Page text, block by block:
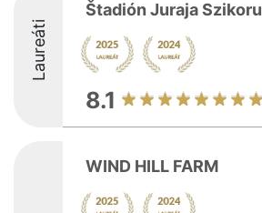
Laureáti
Štadión Juraja Szikoru
8.1
WIND HILL FARM